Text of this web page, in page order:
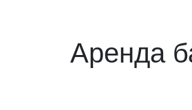
Аренда